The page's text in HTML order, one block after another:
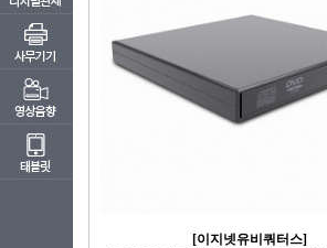
[이지넷유비쿼터스]